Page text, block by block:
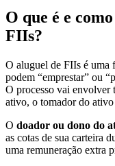
O que é e
FIIs?
O aluguel de FIIs é uma
podem “emprestar” ou
O processo vai envolver
ativo, o tomador do
O doador ou dono do
as cotas de sua carteira
uma remuneração extra